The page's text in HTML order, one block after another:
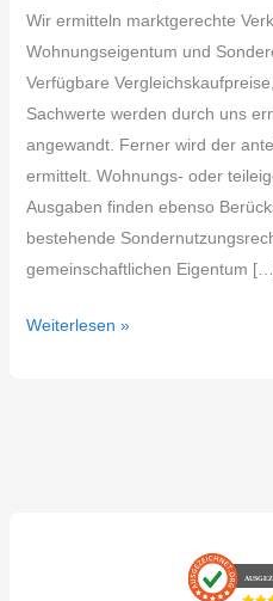
Wir ermitteln marktgerechte
Wohnungseigentum und
Verfügbare
Sachwerte werden durch uns
angewandt. Ferner wird der
ermittelt. Wohnungs- oder
Ausgaben finden ebenso
bestehende
gemeinschaftlichen Eigentum
Weiterlesen »